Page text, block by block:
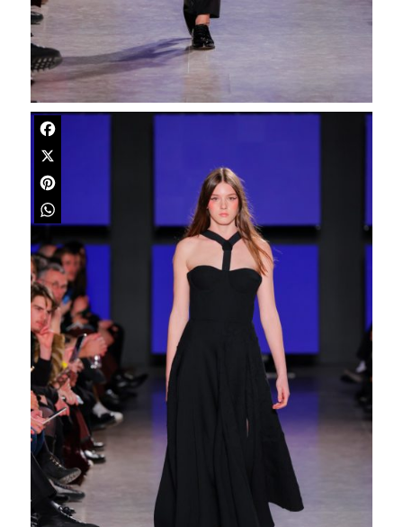
Facebook
X
Pinterest
WhatsApp